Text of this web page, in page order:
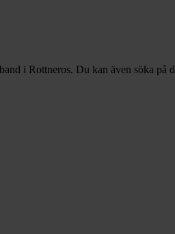
i Rottneros. Du kan även söka på